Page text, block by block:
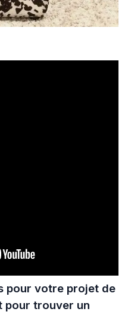
pour votre projet de
pour trouver un